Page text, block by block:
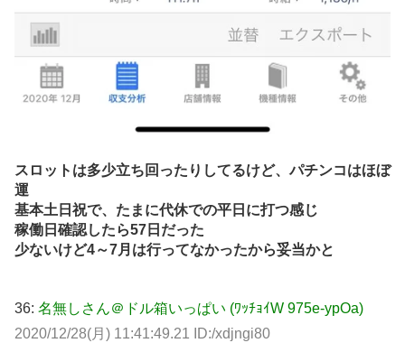
スロットは多少立ち回ったりしてるけど、パチンコはほぼ
運
基本土日祝で、たまに代休での平日に打つ感じ
稼働日確認したら57日だった
少ないけど4～7月は行ってなかったから妥当かと
36: 名無しさん＠ドル箱いっぱい (ﾜｯﾁｮｲW 975e-ypOa)
2020/12/28(月) 11:41:49.21 ID:/xdjngi80